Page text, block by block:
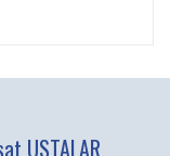
USTALAR